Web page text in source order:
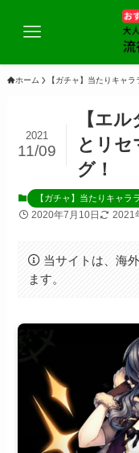
ホーム 【ガチャ】当たりキャ
【エ
とリセ
グ！
2021
11/09
【ガチャ】当たりキャラ
2020年7月10日 2021
当サイトは、海
ます。